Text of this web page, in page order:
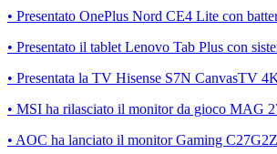
• Presentato OnePlus Nord CE4 Lite con
• Presentato il tablet Lenovo Tab Plus con
• Presentata la TV Hisense S7N CanvasTV
• MSI ha rilasciato il monitor da gioco MAG
• AOC ha lanciato il monitor Gaming